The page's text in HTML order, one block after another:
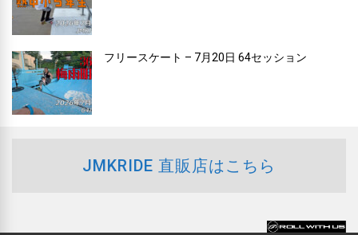
フリースケート – 7月20日 64セッション
JMKRIDE 直販店はこちら